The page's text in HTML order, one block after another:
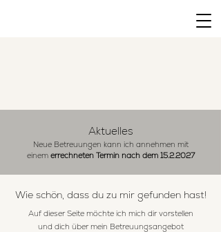
Aktuelles
Neue Betreuungen kann ich annehmen mit
einem errechneten Termin nach dem 15.2.2027
Wie schön, dass du zu mir gefunden hast!
Auf dieser Seite möchte ich mich dir vorstellen
und dich über mein Betreuungsangebot